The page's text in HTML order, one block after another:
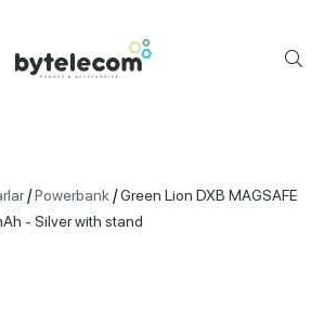
/Powerbank/Green Lion DXB MAGSAFE
- Silver with stand